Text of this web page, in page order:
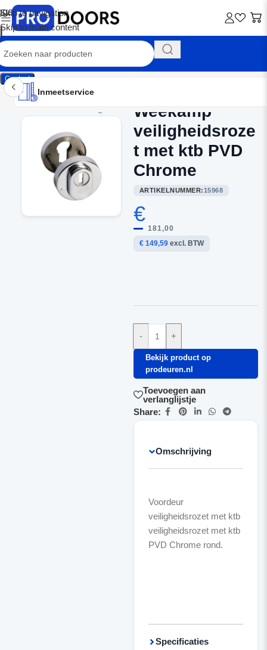
Skip to navigation
Skip to main content
Contact
Inmeetservice
Montageservice
Advies op maat
Showroom
Inmeetservice
Weekamp
veiligheidsroze
t met ktb PVD
Chrome
ARTIKELNUMMER:15968
€
181,00
€ 149,59excl. BTW
- +
Bekijk product op
prodeuren.nl
Toevoegen aan
verlanglijstje
Share:
Omschrijving
Voordeur
veiligheidsrozet met ktb
veiligheidsrozet met ktb
PVD Chrome rond.
Specificaties